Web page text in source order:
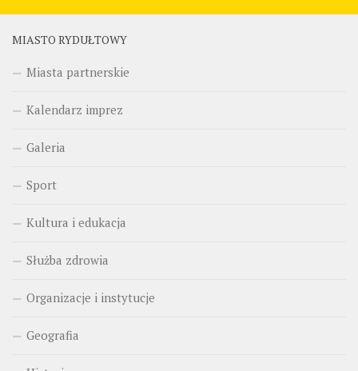
MIASTO RYDUŁTOWY
Miasta partnerskie
Kalendarz imprez
Galeria
Sport
Kultura i edukacja
Służba zdrowia
Organizacje i instytucje
Geografia